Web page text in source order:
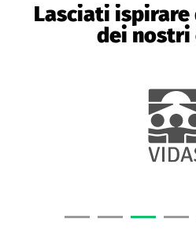
Lasciati ispirare
dei